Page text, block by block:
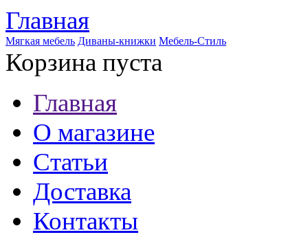
Главная
Мягкая мебель Диваны-книжки Мебель-Стиль
Корзина пуста
Главная
О магазине
Статьи
Доставка
Контакты